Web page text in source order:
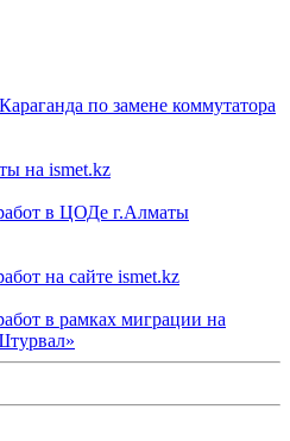
по замене коммутатора
на ismet.kz
в ЦОДе г.Алматы
на сайте ismet.kz
в рамках миграции на